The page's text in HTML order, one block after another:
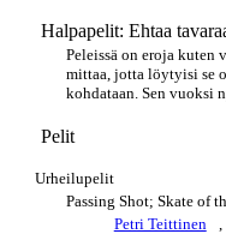
Halpapelit: Ehtaa
Peleissä on eroja kuten
mittaa, jotta löytyisi se
kohdataan. Sen vuoksi
Pelit
Urheilupelit
Passing Shot; Skate of
Petri Teittinen
,